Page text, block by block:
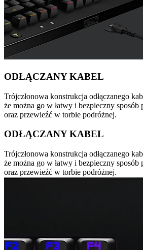
ODŁĄCZANY KABEL
Trójczłonowa konstrukcja odłączanego
że można go w łatwy i bezpieczny sposób
oraz przewieźć w torbie podróżnej.
ODŁĄCZANY KABEL
Trójczłonowa konstrukcja odłączanego
że można go w łatwy i bezpieczny sposób
oraz przewieźć w torbie podróżnej.